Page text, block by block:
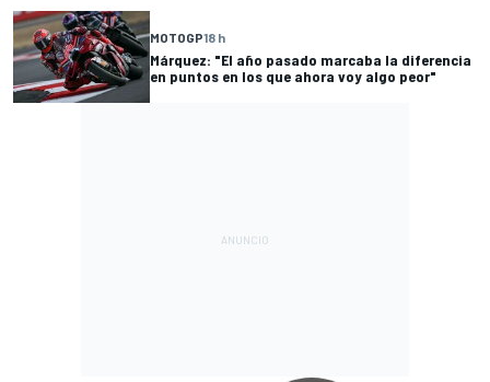
MOTOGP18 h
Márquez: "El año pasado marcaba la diferencia
en puntos en los que ahora voy algo peor"